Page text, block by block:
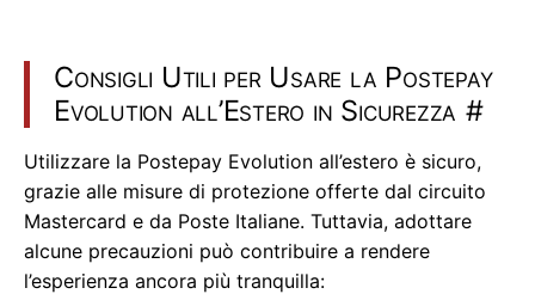
Consigli Utili per Usare la Postepay
Evolution all’Estero in Sicurezza #
Utilizzare la Postepay Evolution all’estero è sicuro,
grazie alle misure di protezione offerte dal circuito
Mastercard e da Poste Italiane. Tuttavia, adottare
alcune precauzioni può contribuire a rendere
l’esperienza ancora più tranquilla: